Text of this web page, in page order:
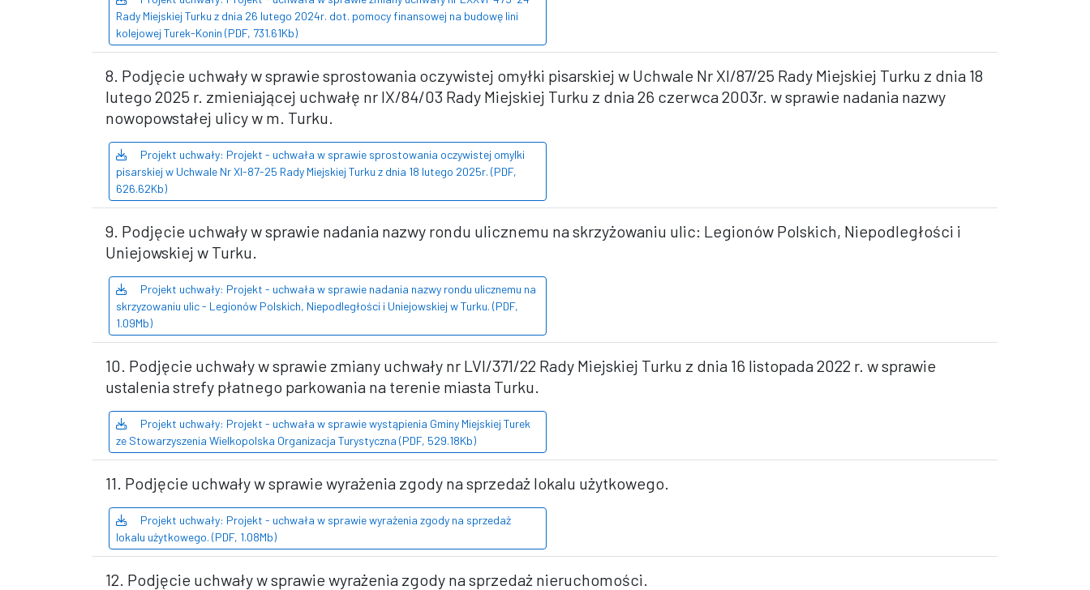
Rady Miejskiej Turku z dnia 26 lutego 2024r. dot. pomocy finansowej na budowę lini
kolejowej Turek-Konin (PDF, 731.61Kb)
8. Podjęcie uchwały w sprawie sprostowania oczywistej omyłki pisarskiej w Uchwale Nr XI/87/25 Rady Miejskiej Turku z dnia 18
lutego 2025 r. zmieniającej uchwałę nr IX/84/03 Rady Miejskiej Turku z dnia 26 czerwca 2003r. w sprawie nadania nazwy
nowopowstałej ulicy w m. Turku.
Projekt uchwały: Projekt - uchwała w sprawie sprostowania oczywistej omylki
pisarskiej w Uchwale Nr XI-87-25 Rady Miejskiej Turku z dnia 18 lutego 2025r. (PDF,
626.62Kb)
9. Podjęcie uchwały w sprawie nadania nazwy rondu ulicznemu na skrzyżowaniu ulic: Legionów Polskich, Niepodległości i
Uniejowskiej w Turku.
Projekt uchwały: Projekt - uchwała w sprawie nadania nazwy rondu ulicznemu na
skrzyzowaniu ulic - Legionów Polskich, Niepodległości i Uniejowskiej w Turku. (PDF,
1.09Mb)
10. Podjęcie uchwały w sprawie zmiany uchwały nr LVI/371/22 Rady Miejskiej Turku z dnia 16 listopada 2022 r. w sprawie
ustalenia strefy płatnego parkowania na terenie miasta Turku.
Projekt uchwały: Projekt - uchwała w sprawie wystąpienia Gminy Miejskiej Turek
ze Stowarzyszenia Wielkopolska Organizacja Turystyczna (PDF, 529.18Kb)
11. Podjęcie uchwały w sprawie wyrażenia zgody na sprzedaż lokalu użytkowego.
Projekt uchwały: Projekt - uchwała w sprawie wyrażenia zgody na sprzedaż
lokalu użytkowego. (PDF, 1.08Mb)
12. Podjęcie uchwały w sprawie wyrażenia zgody na sprzedaż nieruchomości.